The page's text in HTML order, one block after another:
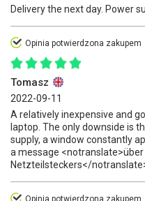
Delivery the next day. Power
Opinia potwierdzona zakupem
Tomasz
2022-09-11
A relatively inexpensive and
laptop. The only downside is
supply, a window constantly
a message
Netzteilsteckers</